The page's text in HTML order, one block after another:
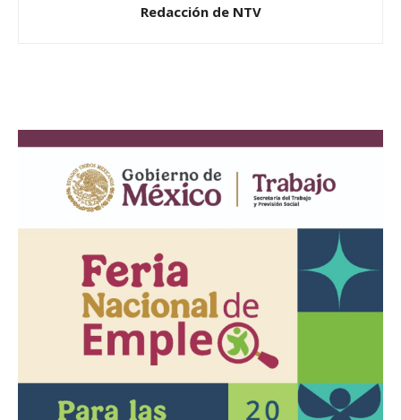
Redacción de NTV